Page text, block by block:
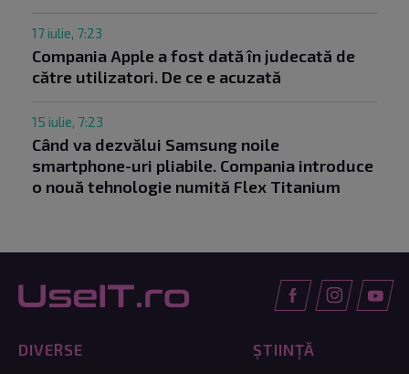
17 iulie, 7:23
Compania Apple a fost dată în judecată de
către utilizatori. De ce e acuzată
15 iulie, 7:23
Când va dezvălui Samsung noile
smartphone-uri pliabile. Compania introduce
o nouă tehnologie numită Flex Titanium
DIVERSE ȘTIINȚĂ